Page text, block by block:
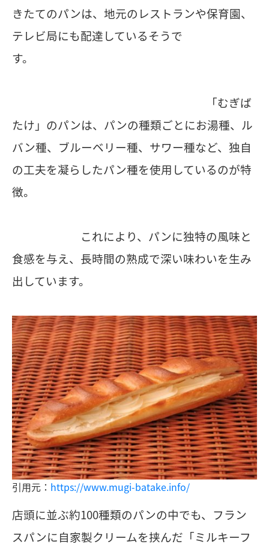
きたてのパンは、地元のレストランや保育園、
テレビ局にも配達しているそうで
す。
「むぎば
たけ」のパンは、パンの種類ごとにお湯種、ル
バン種、ブルーベリー種、サワー種など、独自
の工夫を凝らしたパン種を使用しているのが特
徴。
これにより、パンに独特の風味と
食感を与え、長時間の熟成で深い味わいを生み
出しています。
引用元： https://www.mugi-batake.info/
店頭に並ぶ約100種類のパンの中でも、フラン
スパンに自家製クリームを挟んだ「ミルキーフ